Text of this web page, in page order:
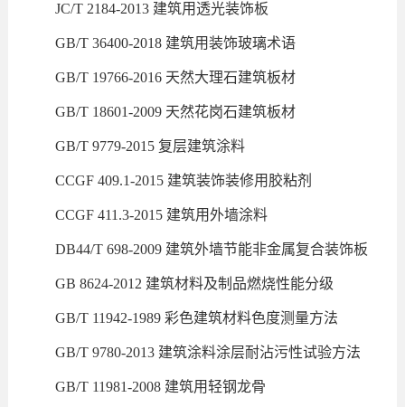
JC/T 2184-2013 建筑用透光装饰板
GB/T 36400-2018 建筑用装饰玻璃术语
GB/T 19766-2016 天然大理石建筑板材
GB/T 18601-2009 天然花岗石建筑板材
GB/T 9779-2015 复层建筑涂料
CCGF 409.1-2015 建筑装饰装修用胶粘剂
CCGF 411.3-2015 建筑用外墙涂料
DB44/T 698-2009 建筑外墙节能非金属复合装饰板
GB 8624-2012 建筑材料及制品燃烧性能分级
GB/T 11942-1989 彩色建筑材料色度测量方法
GB/T 9780-2013 建筑涂料涂层耐沾污性试验方法
GB/T 11981-2008 建筑用轻钢龙骨